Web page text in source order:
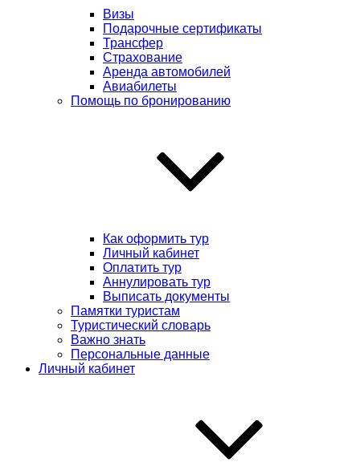
Визы
Подарочные сертификаты
Трансфер
Страхование
Аренда автомобилей
Авиабилеты
Помощь по бронированию
Как оформить тур
Личный кабинет
Оплатить тур
Аннулировать тур
Выписать документы
Памятки туристам
Туристический словарь
Важно знать
Персональные данные
Личный кабинет